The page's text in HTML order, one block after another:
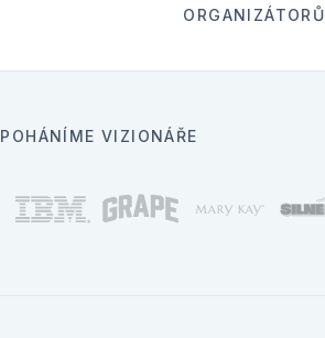
ORGANIZÁTORŮ
POHÁNÍME VIZIONÁŘE